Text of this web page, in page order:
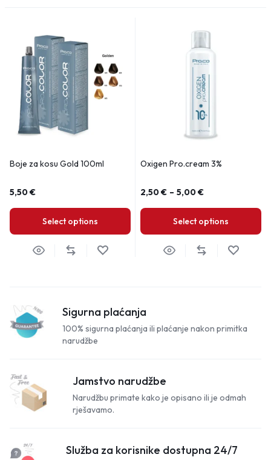
Boje za kosu Gold 100ml
5,50€
Select options
Oxigen Pro.cream 3%
2,50€ – 5,00€
Select options
Sigurna plaćanja
100% sigurna plaćanja ili plaćanje nakon primitka
narudžbe
Jamstvo narudžbe
Narudžbu primate kako je opisano ili je odmah
rješavamo.
Služba za korisnike dostupna 24/7